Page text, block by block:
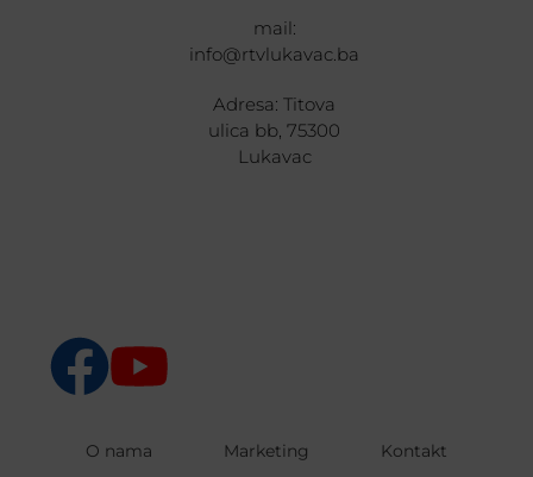
mail:
info@rtvlukavac.ba
Adresa: Titova
ulica bb, 75300
Lukavac
O nama Marketing Kontakt